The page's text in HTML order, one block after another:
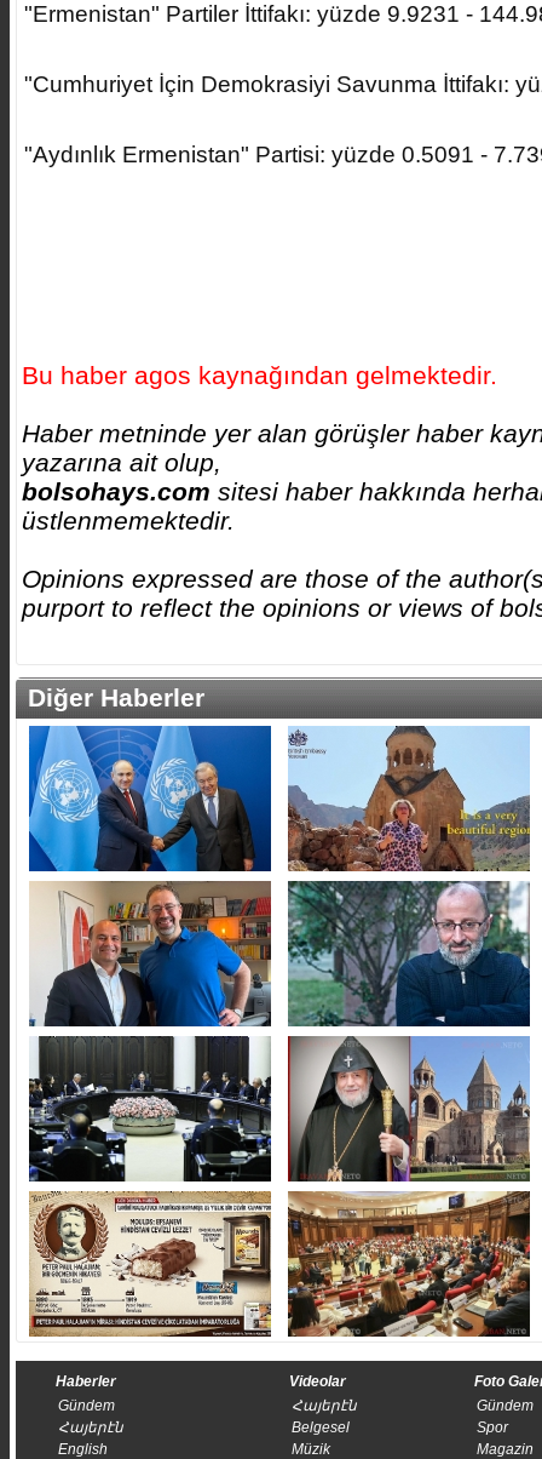
"Ermenistan" Partiler İttifakı: yüzde 9.9231 -
"Cumhuriyet İçin Demokrasiyi Savunma İttifakı:
"Aydınlık Ermenistan" Partisi: yüzde 0.5091 -
Bu haber agos kaynağından gelmektedir.
Haber metninde yer alan görüşler haber
yazarına ait olup,
bolsohays.com sitesi haber hakkında
üstlenmemektedir.
Opinions expressed are those of the
purport to reflect the opinions or views of
Diğer Haberler
Haberler
Gündem
Հայերէն
English
Videolar
Հայերէն
Belgesel
Müzik
Foto
Gündem
Spor
Magazin